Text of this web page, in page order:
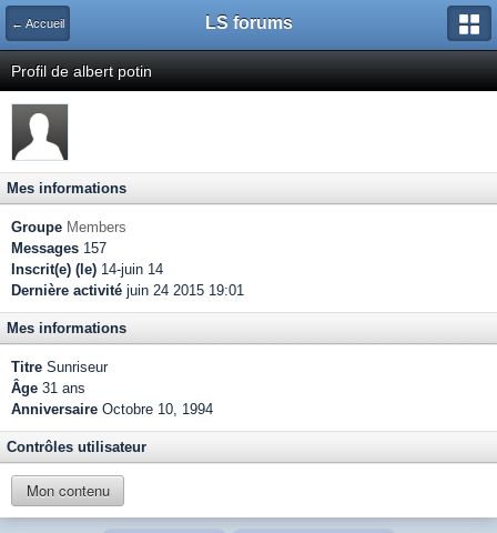
← Accueil LS forums
Profil de albert potin
Mes informations
Groupe Members
Messages 157
Inscrit(e) (le) 14-juin 14
Dernière activité juin 24 2015 19:01
Mes informations
Titre Sunriseur
Âge 31 ans
Anniversaire Octobre 10, 1994
Contrôles utilisateur
Mon contenu